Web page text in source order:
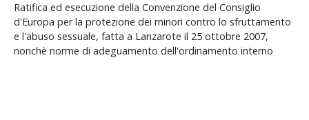
Ratifica ed esecuzione della Convenzione del Consiglio
d'Europa per la protezione dei minori contro lo sfruttamento
e l'abuso sessuale, fatta a Lanzarote il 25 ottobre 2007,
nonchè norme di adeguamento dell'ordinamento interno